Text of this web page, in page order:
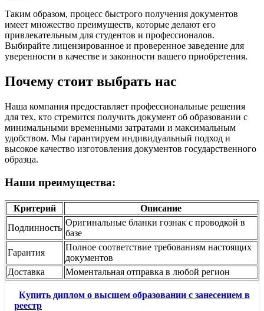
Таким образом, процесс быстрого получения документов
имеет множество преимуществ, которые делают его
привлекательным для студентов и профессионалов.
Выбирайте лицензированное и проверенное заведение для
уверенности в качестве и законности вашего приобретения.
Почему стоит выбрать нас
Наша компания предоставляет профессиональные решения
для тех, кто стремится получить документ об образовании с
минимальными временными затратами и максимальным
удобством. Мы гарантируем индивидуальный подход и
высокое качество изготовления документов государственного
образца.
Наши преимущества:
Критерий
Описание
Подлинность
Оригинальные бланки гознак с проводкой в
базе
Гарантия
Полное соответствие требованиям настоящих
документов
Доставка
Моментальная отправка в любой регион
Купить диплом о высшем образовании с занесением в
реестр